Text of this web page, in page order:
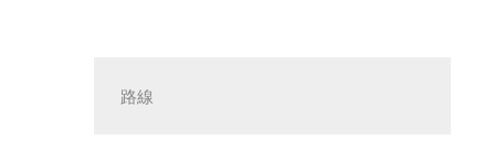
路線